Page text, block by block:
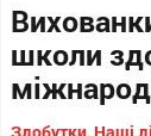
школи
Здобутки, Наші